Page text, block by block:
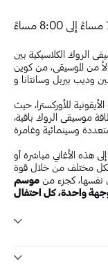
الروك الكلاسيكية بين
من الموسيقى، من كوين
للأوركسترا، حيث
موسيقى الروك باقية،
هذه الأغاني مباشرة أو
مختلف من خلال قوة
نفسها، كجزء من موسم